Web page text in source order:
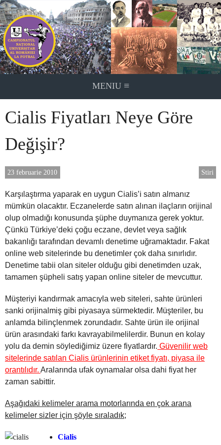
Skip
to
content
MENIU ≡
Cialis Fiyatları Neye Göre
Değişir?
Stiri
23 februarie 2010
Karşılaştırma yaparak en uygun Cialis’i satın almanız
mümkün olacaktır. Eczanelerde satın alınan ilaçların orijinal
olup olmadığı konusunda şüphe duymanıza gerek yoktur.
Çünkü Türkiye’deki çoğu eczane, devlet veya sağlık
bakanlığı tarafından devamlı denetime uğramaktadır. Fakat
online web sitelerinde bu denetimler çok daha sınırlıdır.
Denetime tabii olan siteler olduğu gibi denetimden uzak,
tamamen şüpheli satış yapan online siteler de mevcuttur.
Müşteriyi kandırmak amacıyla web siteleri, sahte ürünleri
sanki orijinalmiş gibi piyasaya sürmektedir. Müşteriler, bu
anlamda bilinçlenmek zorundadır. Sahte ürün ile orijinal
ürün arasındaki farkı kavrayabilmelilerdir. Bunun en kolay
yolu da demin söylediğimiz üzere fiyatlardır. Güvenilir web
sitelerinde satılan Cialis ürünlerinin etiket fiyatı, piyasa ile
orantılıdır. Aralarında ufak oynamalar olsa dahi fiyat her
zaman sabittir.
Aşağıdaki kelimeler arama motorlarında en çok arana
kelimeler sizler için şöyle sıraladık;
Cialis